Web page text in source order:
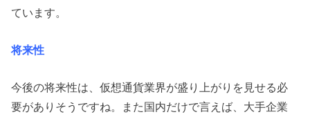
ています。
将来性
今後の将来性は、仮想通貨業界が盛り上がりを見せる必
要がありそうですね。また国内だけで言えば、大手企業